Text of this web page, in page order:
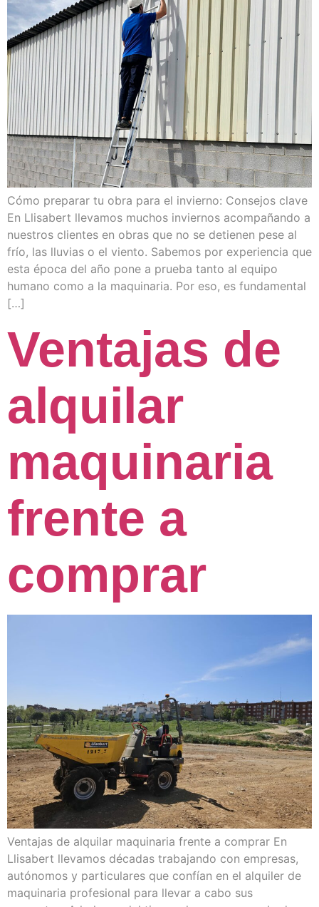
Cómo preparar tu obra para el invierno: Consejos clave
En Llisabert llevamos muchos inviernos acompañando a
nuestros clientes en obras que no se detienen pese al
frío, las lluvias o el viento. Sabemos por experiencia que
esta época del año pone a prueba tanto al equipo
humano como a la maquinaria. Por eso, es fundamental
[…]
Ventajas de
alquilar
maquinaria
frente a
comprar
Ventajas de alquilar maquinaria frente a comprar En
Llisabert llevamos décadas trabajando con empresas,
autónomos y particulares que confían en el alquiler de
maquinaria profesional para llevar a cabo sus